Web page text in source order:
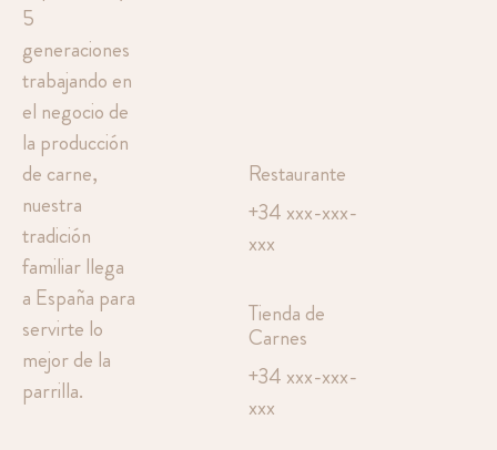
5
generaciones
trabajando en
el negocio de
la producción
de carne,
nuestra
tradición
familiar llega
a España para
servirte lo
mejor de la
parrilla.
Restaurante
+34 xxx-xxx-
xxx
Tienda de
Carnes
+34 xxx-xxx-
xxx